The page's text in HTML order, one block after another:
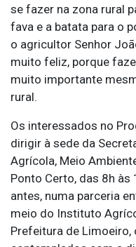
se fazer na zona rural
fava e a batata para o
o agricultor Senhor
muito feliz, porque
muito importante
rural.
Os interessados no
dirigir à sede da
Agrícola, Meio
Ponto Certo, das 8h às
antes, numa parceria
meio do Instituto
Prefeitura de